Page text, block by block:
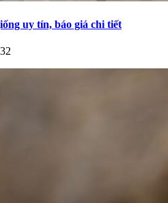
uy tín, báo giá chi tiết